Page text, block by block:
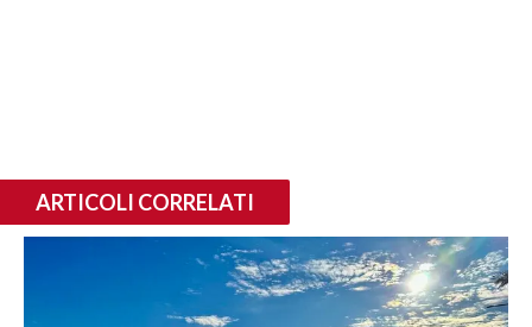
ARTICOLI CORRELATI